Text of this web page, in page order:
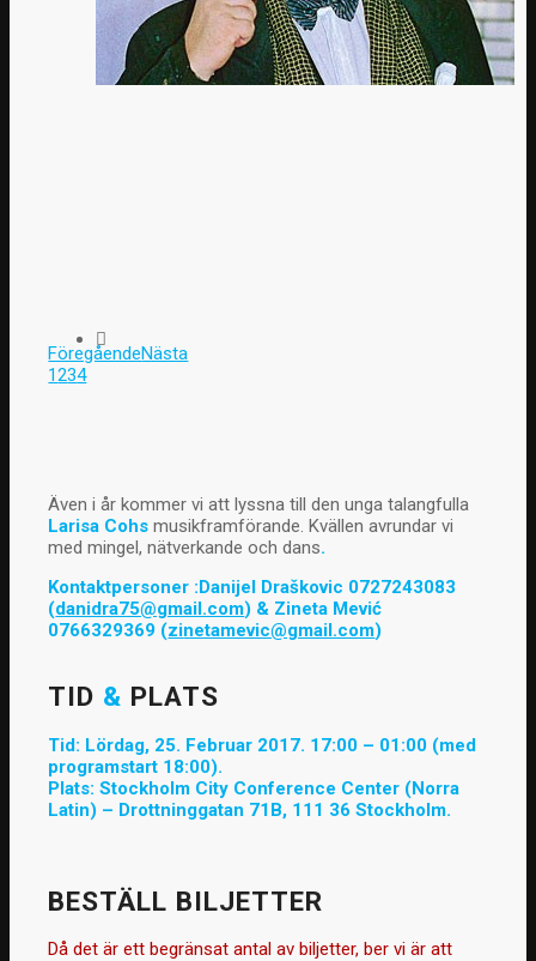
FöregåendeNästa
1234
Även i år kommer vi att lyssna till den unga talangfulla
Larisa Cohs musikframförande. Kvällen avrundar vi
med mingel, nätverkande och dans.
Kontaktpersoner :Danijel Draškovic 0727243083
(danidra75@gmail.com) & Zineta Mević
0766329369 (zinetamevic@gmail.com)
TID & PLATS
Tid: Lördag, 25. Februar 2017. 17:00 – 01:00 (med
programstart 18:00).
Plats: Stockholm City Conference Center (Norra
Latin) – Drottninggatan 71B, 111 36 Stockholm.
BESTÄLL BILJETTER
Då det är ett begränsat antal av biljetter, ber vi är att